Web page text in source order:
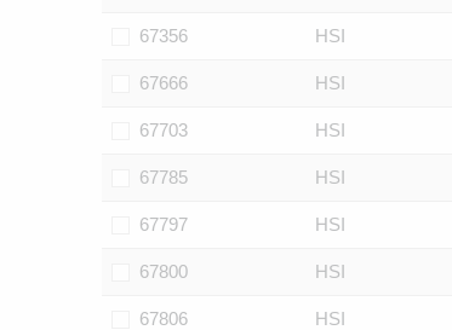
67356 HSI
67666 HSI
67703 HSI
67785 HSI
67797 HSI
67800 HSI
67806 HSI